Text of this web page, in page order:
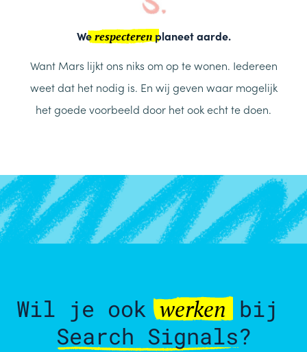
Werespecterenplaneet aarde.
Want Mars lijkt ons niks om op te wonen. Iedereen
weet dat het nodig is. En wij geven waar mogelijk
het goede voorbeeld door het ook echt te doen.
Wil je ookwerken bij
Search Signals?